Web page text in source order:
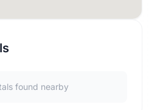
found nearby